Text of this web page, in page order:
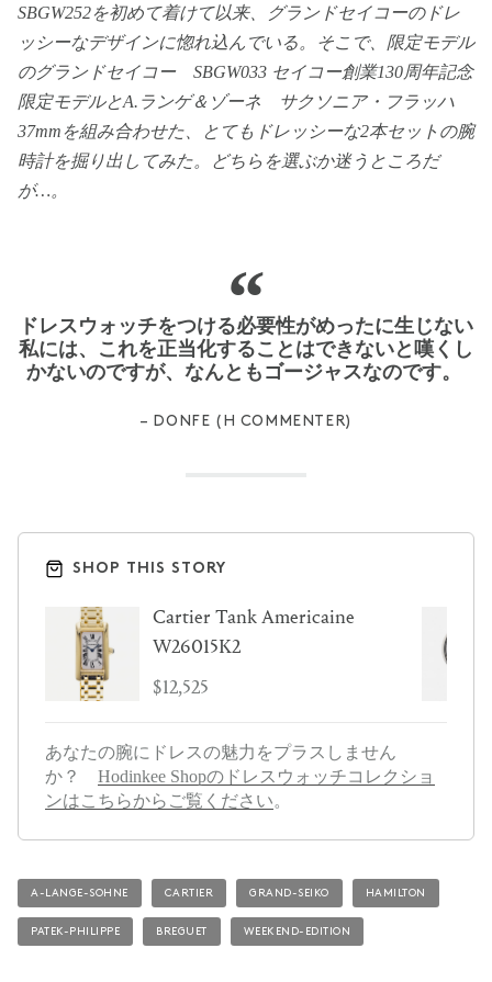
SBGW252を初めて着けて以来、グランドセイコーのドレ
ッシーなデザインに惚れ込んでいる。そこで、限定モデル
のグランドセイコー SBGW033 セイコー創業130周年記念
限定モデルとA.ランゲ＆ゾーネ サクソニア・フラッハ
37mmを組み合わせた、とてもドレッシーな2本セットの腕
時計を掘り出してみた。どちらを選ぶか迷うところだ
が…。
ドレスウォッチをつける必要性がめったに生じない
私には、これを正当化することはできないと嘆くし
かないのですが、なんともゴージャスなのです。
– DONFE (H COMMENTER)
SHOP THIS STORY
Cartier Tank Americaine
W26015K2
$12,525
あなたの腕にドレスの魅力をプラスしません
か？ Hodinkee Shopのドレスウォッチコレクショ
ンはこちらからご覧ください。
A-LANGE-SOHNE CARTIER GRAND-SEIKO HAMILTON
PATEK-PHILIPPE BREGUET WEEKEND-EDITION